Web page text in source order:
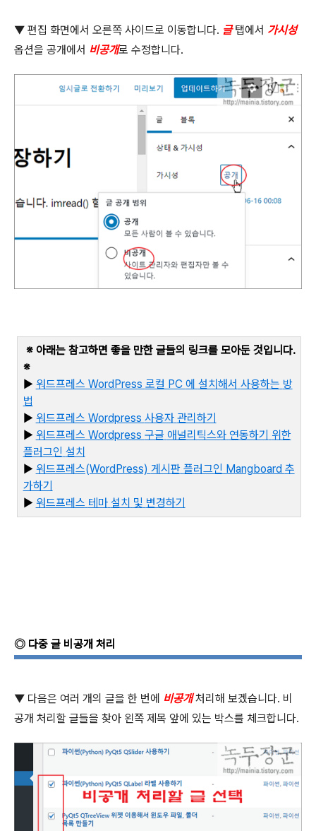
▼ 편집 화면에서 오른쪽 사이드로 이동합니다. 글탭에서 가시성
옵션을 공개에서 비공개로 수정합니다.
※ 아래는 참고하면 좋을 만한 글들의 링크를 모아둔 것입니다.
※
▶ 워드프레스 WordPress 로컬 PC 에 설치해서 사용하는 방
법
▶ 워드프레스 Wordpress 사용자 관리하기
▶ 워드프레스 Wordpress 구글 애널리틱스와 연동하기 위한
플러그인 설치
▶ 워드프레스(WordPress) 게시판 플러그인 Mangboard 추
가하기
▶ 워드프레스 테마 설치 및 변경하기
◎ 다중 글 비공개 처리
▼ 다음은 여러 개의 글을 한 번에 비공개 처리해 보겠습니다. 비
공개 처리할 글들을 찾아 왼쪽 제목 앞에 있는 박스를 체크합니다.